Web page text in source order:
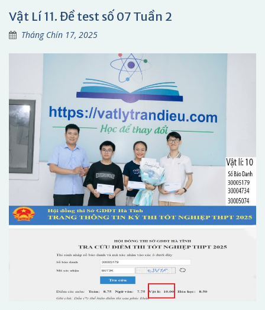
Vật Lí 11. Đề test số 07 Tuần 2
Tháng Chín 17, 2025